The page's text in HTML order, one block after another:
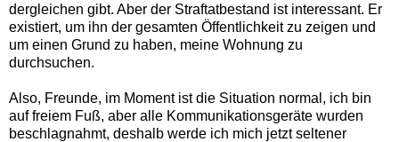
dergleichen gibt. Aber der Straftatbestand ist interessant. Er
existiert, um ihn der gesamten Öffentlichkeit zu zeigen und
um einen Grund zu haben, meine Wohnung zu
durchsuchen.
Also, Freunde, im Moment ist die Situation normal, ich bin
auf freiem Fuß, aber alle Kommunikationsgeräte wurden
beschlagnahmt, deshalb werde ich mich jetzt seltener